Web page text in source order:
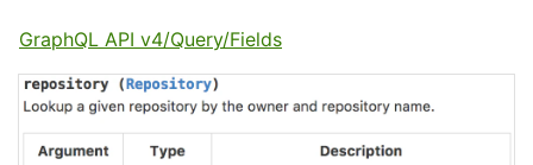
GraphQL API v4/Query/Fields